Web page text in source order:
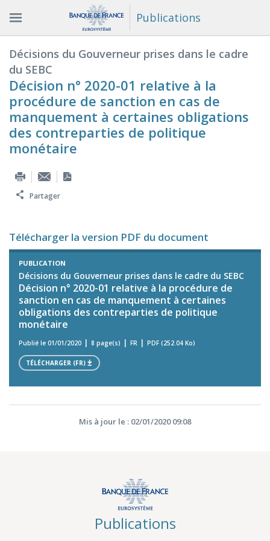
Publications
Décisions du Gouverneur prises dans le cadre
du SEBC
Décision n° 2020-01 relative à la
procédure de sanction en cas de
manquement à certaines obligations
des contreparties de politique
monétaire
Partager
Télécharger la version PDF du document
PUBLICATION
Décisions du Gouverneur prises dans le cadre du SEBC
Décision n° 2020-01 relative à la procédure de
sanction en cas de manquement à certaines
obligations des contreparties de politique
monétaire
Publié le 01/01/2020 8 page(s) FR PDF (252.04 Ko)
TÉLÉCHARGER (FR)
Mis à jour le : 02/01/2020 09:08
Publications